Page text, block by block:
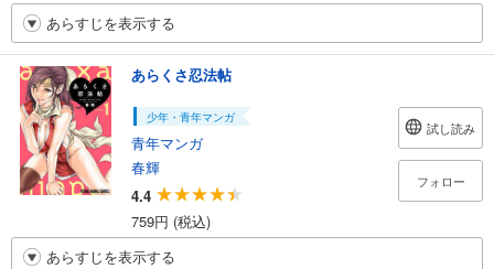
あらすじを表示する
あらくさ忍法帖
少年・青年マンガ
青年マンガ
春輝
4.4
759円 (税込)
試し読み
フォロー
あらすじを表示する